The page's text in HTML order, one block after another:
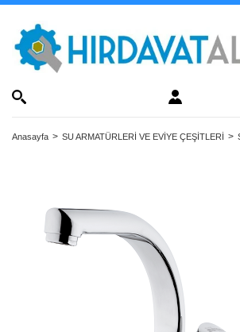
Anasayfa SU ARMATÜRLERİ VE EVİYE ÇEŞİTLERİ